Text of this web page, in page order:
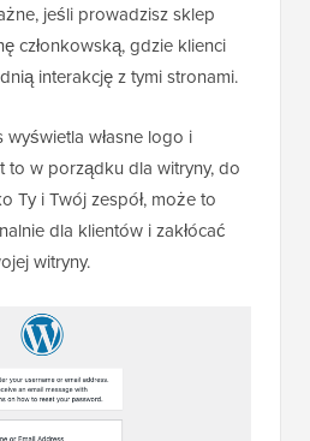
jeśli prowadzisz sklep
członkowską, gdzie klienci
interakcję z tymi stronami.
własne logo i
to w porządku dla witryny, do
Ty i Twój zespół, może to
dla klientów i zakłócać
witryny.